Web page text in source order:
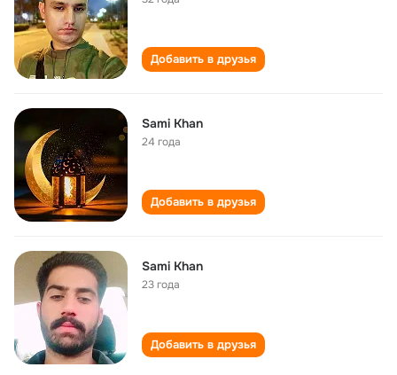
Добавить в друзья
Sami Khan
24 года
Добавить в друзья
Sami Khan
23 года
Добавить в друзья